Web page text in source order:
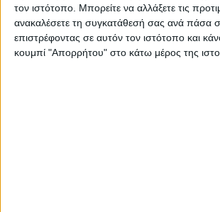
τον ιστότοπο. Μπορείτε να αλλάξετε τις
ανακαλέσετε τη συγκατάθεσή σας ανά πάσα
επιστρέφοντας σε αυτόν τον ιστότοπο και
κουμπί "Απορρήτου" στο κάτω μέρος της